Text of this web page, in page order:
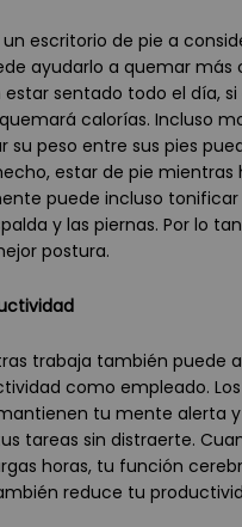
escritorio de pie a
ayudarlo a quemar más
sentado todo el día, si
calorías. Incluso
su peso entre sus pies
estar de pie mientras
puede incluso tonificar
y las piernas. Por lo
postura.
trabaja también puede
como empleado.
tu mente alerta
tareas sin distraerte.
horas, tu función
reduce tu